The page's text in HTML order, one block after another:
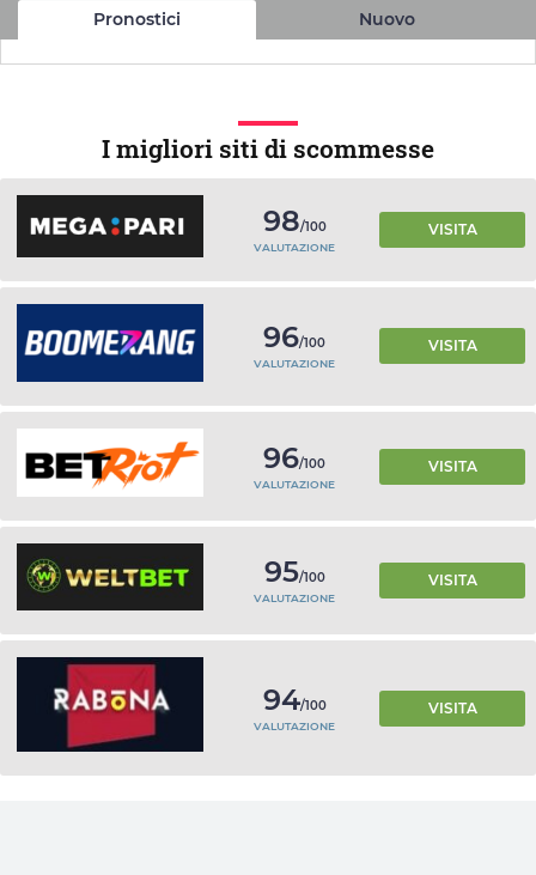
Pronostici Nuovo
I migliori siti di scommesse
98/100
VALUTAZIONE
VISITA
96/100
VALUTAZIONE
VISITA
96/100
VALUTAZIONE
VISITA
95/100
VALUTAZIONE
VISITA
94/100
VALUTAZIONE
VISITA